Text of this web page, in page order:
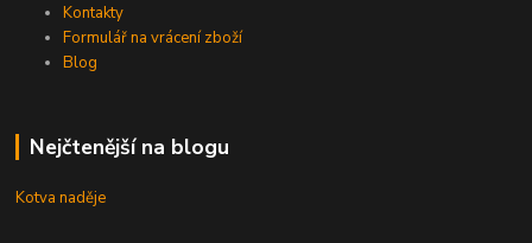
Kontakty
Formulář na vrácení zboží
Blog
Nejčtenější na blogu
Kotva naděje